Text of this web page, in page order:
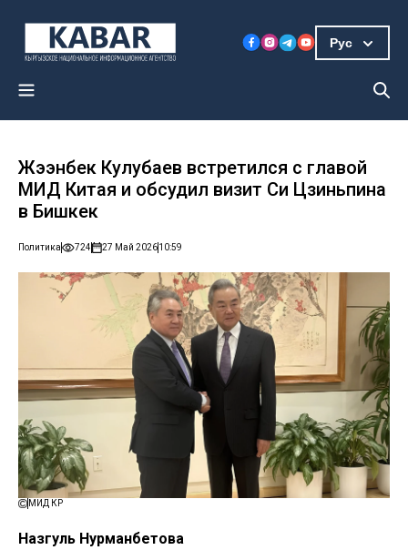
Рус
Жээнбек Кулубаев встретился с главой
МИД Китая и обсудил визит Си Цзиньпина
в Бишкек
Политика 724 27 Май 202610:59
МИД КР
Назгуль Нурманбетова